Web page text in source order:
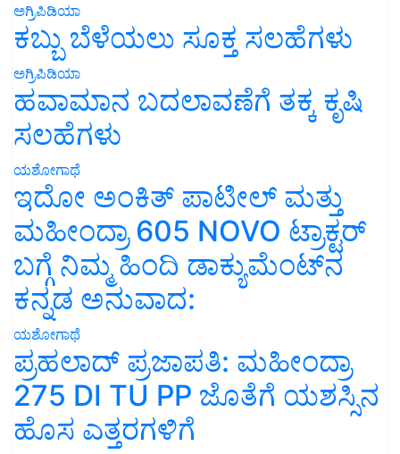
ಅಗ್ರಿಪಿಡಿಯಾ
ಕಬ್ಬು ಬೆಳೆಯಲು ಸೂಕ್ತ ಸಲಹೆಗಳು
ಅಗ್ರಿಪಿಡಿಯಾ
ಹವಾಮಾನ ಬದಲಾವಣೆಗೆ ತಕ್ಕ ಕೃಷಿ
ಸಲಹೆಗಳು
ಯಶೋಗಾಥೆ
ಇದೋ ಅಂಕಿತ್ ಪಾಟೀಲ್ ಮತ್ತು
ಮಹೀಂದ್ರಾ 605 NOVO ಟ್ರಾಕ್ಟರ್
ಬಗ್ಗೆ ನಿಮ್ಮ ಹಿಂದಿ ಡಾಕ್ಯುಮೆಂಟ್‌ನ
ಕನ್ನಡ ಅನುವಾದ:
ಯಶೋಗಾಥೆ
ಪ್ರಹಲಾದ್ ಪ್ರಜಾಪತಿ: ಮಹೀಂದ್ರಾ
275 DI TU PP ಜೊತೆಗೆ ಯಶಸ್ಸಿನ
ಹೊಸ ಎತ್ತರಗಳಿಗೆ